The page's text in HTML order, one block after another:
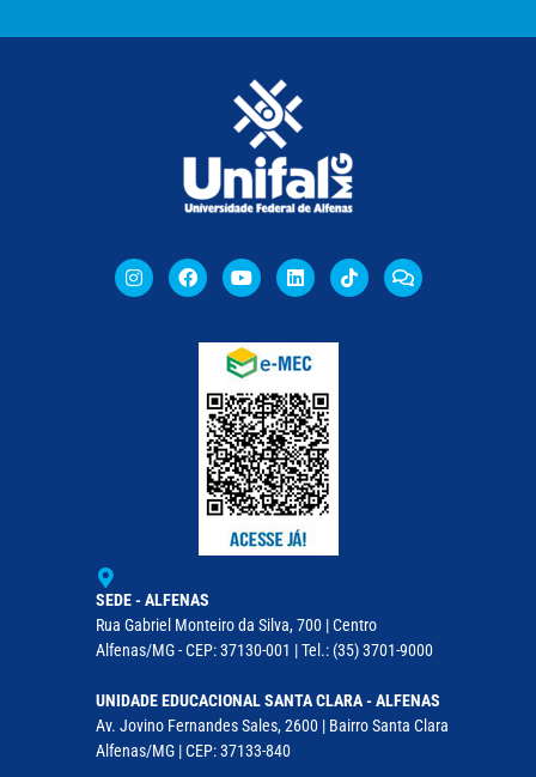
SEDE - ALFENAS
Rua Gabriel Monteiro da Silva, 700 | Centro
Alfenas/MG - CEP: 37130-001 | Tel.: (35) 3701-9000
UNIDADE EDUCACIONAL SANTA CLARA - ALFENAS
Av. Jovino Fernandes Sales, 2600 | Bairro Santa Clara
Alfenas/MG | CEP: 37133-840